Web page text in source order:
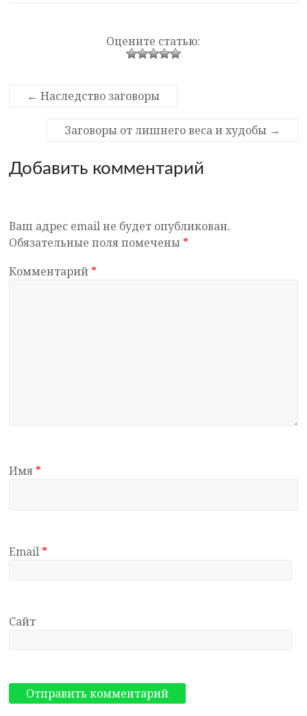
Оцените статью:
← Наследство заговоры
Заговоры от лишнего веса и худобы →
Добавить комментарий
Ваш адрес email не будет опубликован.
Обязательные поля помечены *
Комментарий *
Имя *
Email *
Сайт